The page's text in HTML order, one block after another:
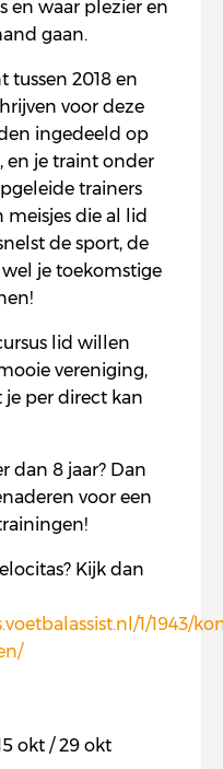
en waar plezier en
gaan.
tussen 2018 en
voor deze
ingedeeld op
en je traint onder
trainers
meisjes die al lid
de sport, de
je toekomstige
lid willen
vereniging,
per direct kan
dan 8 jaar? Dan
voor een
Kijk dan
1/1943/
okt / 29 okt